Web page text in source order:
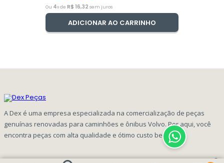
Ou 4x de R$ 16,32 sem juros
ADICIONAR AO CARRINHO
A Dex é uma empresa especializada na comercialização de peças
genuínas renovadas para caminhões e ônibus Volvo. Por aqui, você
encontra peças com alta qualidade e ótimo custo benefício!